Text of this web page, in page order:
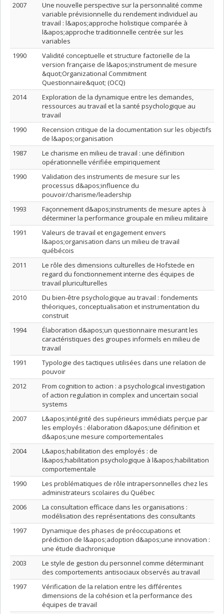
2007
Une nouvelle perspective sur la personnalité comme
variable prévisionnelle du rendement individuel au
travail : l&apos;approche holistique comparée à
l&apos;approche traditionnelle centrée sur les
variables
1990
Validité conceptuelle et structure factorielle de la
version française de l&apos;instrument de mesure
&quot;Organizational Commitment
Questionnaire&quot; (OCQ)
2014
Exploration de la dynamique entre les demandes,
ressources au travail et la santé psychologique au
travail
1990
Recension critique de la documentation sur les objectifs
de l&apos;organisation
1987
Le charisme en milieu de travail : une définition
opérationnelle vérifiée empiriquement
1990
Validation des instruments de mesure sur les
processus d&apos;influence du
pouvoir/charisme/leadership
1993
Façonnement d&apos;instruments de mesure aptes à
déterminer la performance groupale en milieu militaire
1991
Valeurs de travail et engagement envers
l&apos;organisation dans un milieu de travail
québécois
2011
Le rôle des dimensions culturelles de Hofstede en
regard du fonctionnement interne des équipes de
travail pluriculturelles
2010
Du bien-être psychologique au travail : fondements
théoriques, conceptualisation et instrumentation du
construit
1994
Élaboration d&apos;un questionnaire mesurant les
caractéristiques des groupes informels en milieu de
travail
1991
Typologie des tactiques utilisées dans une relation de
pouvoir
2012
From cognition to action : a psychological investigation
of action regulation in complex and uncertain social
systems
2007
L&apos;intégrité des supérieurs immédiats perçue par
les employés : élaboration d&apos;une définition et
d&apos;une mesure comportementales
2004
L&apos;habilitation des employés : de
l&apos;habilitation psychologique à l&apos;habilitation
comportementale
1990
Les problématiques de rôle intrapersonnelles chez les
administrateurs scolaires du Québec
2006
La consultation efficace dans les organisations :
modélisation des représentations des consultants
1997
Dynamique des phases de préoccupations et
prédiction de l&apos;adoption d&apos;une innovation :
une étude diachronique
2003
Le style de gestion du personnel comme déterminant
des comportements antisociaux observés au travail
1997
Vérification de la relation entre les différentes
dimensions de la cohésion et la performance des
équipes de travail